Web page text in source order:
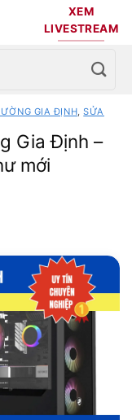
XEM
LIVESTREAM
GIA ĐỊNH ,SỬA
Gia Định –
mới